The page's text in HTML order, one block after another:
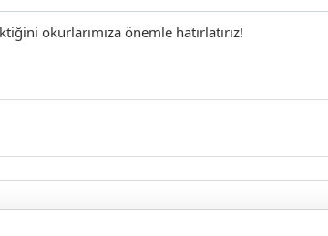
okurlarımıza önemle hatırlatırız!